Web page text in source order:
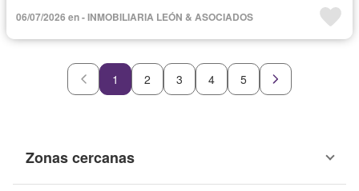
06/07/2026 en - INMOBILIARIA LEÓN & ASOCIADOS
1 2 3 4 5
Zonas cercanas